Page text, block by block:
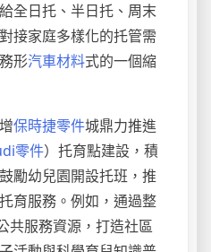
全日托、半日托、周末
接家庭多樣化的托管需
形汽車材料式的一個縮
保時捷零件城鼎力推進
零件）托育點建設，積
勵幼兒園開設托班，推
育服務。例如，通過整
共服務資源，打造社區